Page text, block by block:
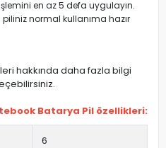
en az 5 defa uygulayın.
piliniz normal kullanıma hazır
hakkında daha fazla bilgi
Batarya Pil özellikleri:
6